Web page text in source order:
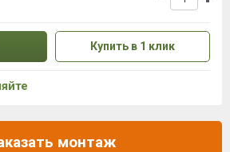
Купить в 1 клик
монтаж